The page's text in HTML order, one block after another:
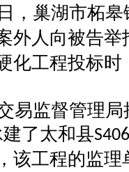
日，巢湖市柘
外人向被告举
化工程投标
易监督管理
建了太和县S406
该工程的监理